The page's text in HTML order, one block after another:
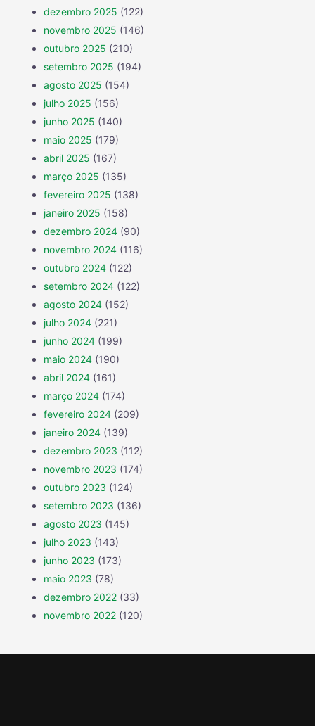
dezembro 2025 (122)
novembro 2025 (146)
outubro 2025 (210)
setembro 2025 (194)
agosto 2025 (154)
julho 2025 (156)
junho 2025 (140)
maio 2025 (179)
abril 2025 (167)
março 2025 (135)
fevereiro 2025 (138)
janeiro 2025 (158)
dezembro 2024 (90)
novembro 2024 (116)
outubro 2024 (122)
setembro 2024 (122)
agosto 2024 (152)
julho 2024 (221)
junho 2024 (199)
maio 2024 (190)
abril 2024 (161)
março 2024 (174)
fevereiro 2024 (209)
janeiro 2024 (139)
dezembro 2023 (112)
novembro 2023 (174)
outubro 2023 (124)
setembro 2023 (136)
agosto 2023 (145)
julho 2023 (143)
junho 2023 (173)
maio 2023 (78)
dezembro 2022 (33)
novembro 2022 (120)